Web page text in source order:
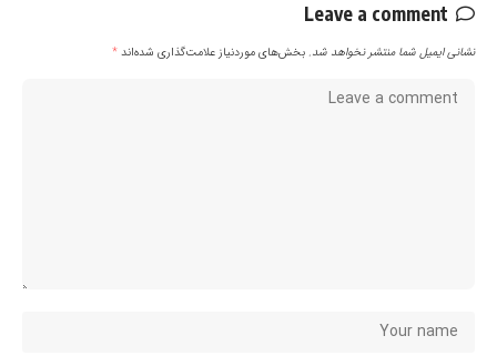
Leave a comment
نشانی ایمیل شما منتشر نخواهد شد. بخش‌های موردنیاز علامت‌گذاری شده‌اند*